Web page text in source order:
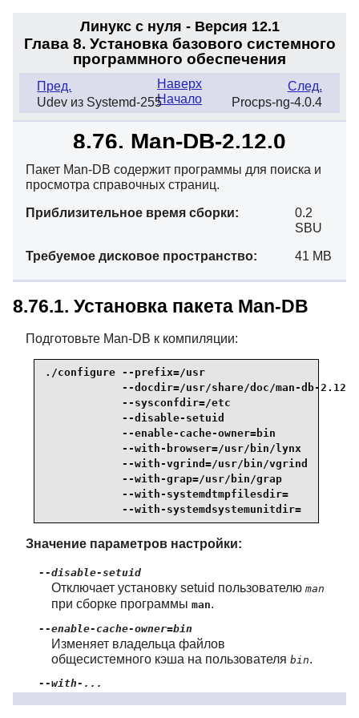
Линукс с нуля - Версия 12.1
Глава 8. Установка базового системного
программного обеспечения
Пред.
Udev из Systemd-255
След.
Procps-ng-4.0.4
Наверх
Начало
8.76. Man-DB-2.12.0
Пакет Man-DB содержит программы для поиска и
просмотра справочных страниц.
Приблизительное время сборки:
0.2
SBU
Требуемое дисковое пространство: 41 MB
8.76.1. Установка пакета Man-DB
Подготовьте Man-DB к компиляции:
./configure --prefix=/usr
--docdir=/usr/share/doc/man-db-
--sysconfdir=/etc
--disable-setuid
--enable-cache-owner=bin
--with-browser=/usr/bin/lynx
--with-vgrind=/usr/bin/vgrind
--with-grap=/usr/bin/grap
--with-systemdtmpfilesdir=
            --with-systemdsystemunitdir=
Значение параметров настройки:
--disable-setuid
Отключает установку setuid пользователю man
при сборке программы man.
--enable-cache-owner=bin
Изменяет владельца файлов
общесистемного кэша на пользователя bin.
--with-...